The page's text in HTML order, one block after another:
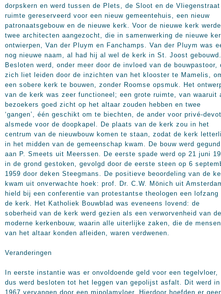
dorpskern en werd tussen de Plets, de Sloot en de Vliegenstraat
ruimte gereserveerd voor een nieuw gemeentehuis, een nieuw
patronaatsgebouw en de nieuwe kerk. Voor de nieuwe kerk
twee architecten aangezocht, die in samenwerking de nieuwe
ontwierpen, Van der Pluym en Fanchamps. Van der Pluym was
nog nieuwe naam, al had hij al wel de kerk in St. Joost gebouwd.
Besloten werd, onder meer door de invloed van de bouwpastoor,
zich liet leiden door de inzichten van het klooster te Mamelis,
een sobere kerk te bouwen, zonder Roomse opsmuk. Het
van de kerk was zeer functioneel; een grote ruimte, van waaruit
bezoekers goed zicht op het altaar zouden hebben en twee
‘gangen’, één geschikt om te biechten, de ander voor privé-
alsmede voor de doopkapel. De plaats van de kerk zou in het
centrum van de nieuwbouw komen te staan, zodat de kerk
in het midden van de gemeenschap kwam. De bouw werd gegund
aan P. Smeets uit Meerssen. De eerste spade werd op 21 juni
in de grond gestoken, gevolgd door de eerste steen op 6
1959 door deken Steegmans. De positieve beoordeling van de
kwam uit onverwachte hoek: prof. Dr. C.W. Mönich uit
hield bij een conferentie van protestantse theologen een lofzang
de kerk. Het Katholiek Bouwblad was eveneens lovend: de
soberheid van de kerk werd gezien als een verworvenheid van de
moderne kerkenbouw, waarin alle uiterlijke zaken, die de mensen
van het altaar konden afleiden, waren verdwenen.
Veranderingen
In eerste instantie was er onvoldoende geld voor een tegelvloer,
dus werd besloten tot het leggen van gepolijst asfalt. Dit werd in
1967 vervangen door een mipolamvloer. Hierdoor hoefden er